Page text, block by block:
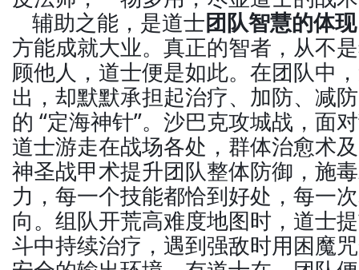
辅助之能，是道士团队智慧的体现
方能成就大业。真正的智者，从不
顾他人，道士便是如此。在团队中
出，却默默承担起治疗、加防、减
的 “定海神针”。沙巴克攻城战，面
道士游走在战场各处，群体治愈术
神圣战甲术提升团队整体防御，施
力，每一个技能都恰到好处，每一
向。组队开荒高难度地图时，道士
斗中持续治疗，遇到强敌时用困魔